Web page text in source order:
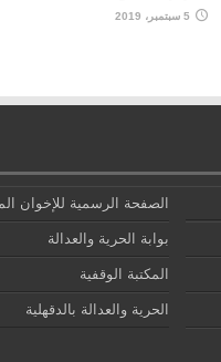
5 سبتمبر، 2019
الصفحة الرسمية للإخوان
بوابة الحرية والعدالة
المكتبة الوقفية
الحرية والعدالة بالدقهلية